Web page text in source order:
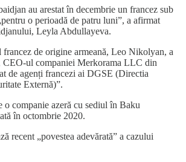
au arestat în decembrie un francez sub
o perioadă de patru luni”, a afirmat
Leyla Abdullayeva.
de origine armeană, Leo Nikolyan, a
CEO-ul companiei Merkorama LLC din
de agenți francezi ai DGSE (Directia
Externă)”.
companie azeră cu sediul în Baku
în octombrie 2020.
recent „povestea adevărată” a cazului